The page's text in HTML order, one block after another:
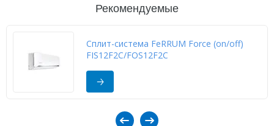
Рекомендуемые
Сплит-система FeRRUM Force (on/off)
FIS12F2С/FOS12F2С